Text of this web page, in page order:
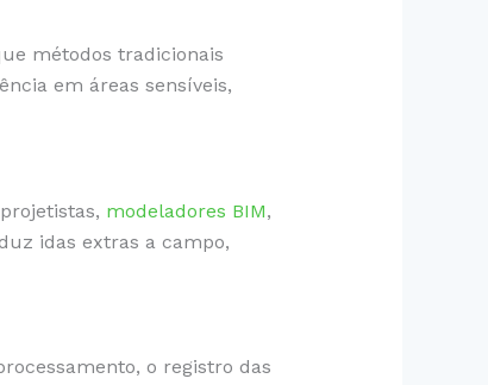
métodos tradicionais
em áreas sensíveis,
modeladores BIM,
idas extras a campo,
o registro das